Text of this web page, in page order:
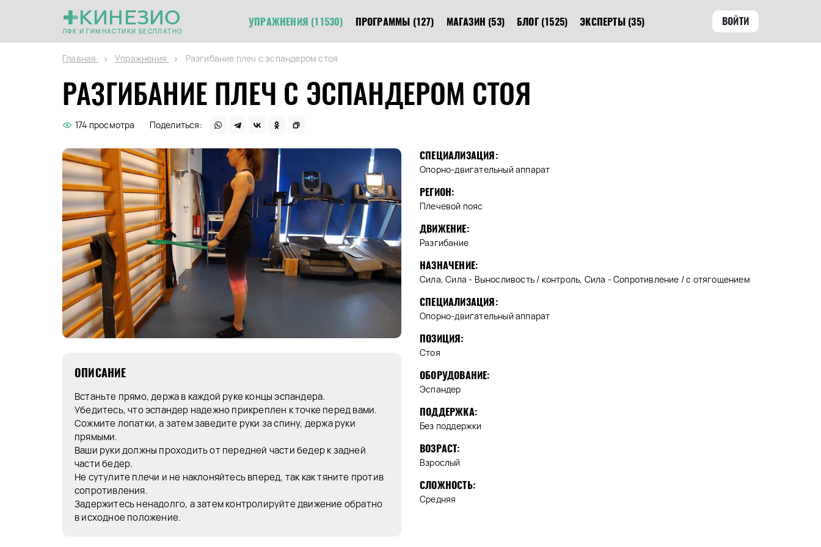
КИНЕЗИО
ЛФК И ГИМНАСТИКИ БЕСПЛАТНО
УПРАЖНЕНИЯ (11530) ПРОГРАММЫ (127) МАГАЗИН (53) БЛОГ (1525) ЭКСПЕРТЫ (35) ВОЙТИ
Главная Упражнения Разгибание плеч с эспандером стоя
РАЗГИБАНИЕ ПЛЕЧ С ЭСПАНДЕРОМ СТОЯ
174 просмотра Поделиться:
ОПИСАНИЕ
Встаньте прямо, держа в каждой руке концы эспандера.
Убедитесь, что эспандер надежно прикреплен к точке перед вами.
Сожмите лопатки, а затем заведите руки за спину, держа руки
прямыми.
Ваши руки должны проходить от передней части бедер к задней
части бедер.
Не сутулите плечи и не наклоняйтесь вперед, так как тяните против
сопротивления.
Задержитесь ненадолго, а затем контролируйте движение обратно
в исходное положение.
СПЕЦИАЛИЗАЦИЯ:
Опорно-двигательный аппарат
РЕГИОН:
Плечевой пояс
ДВИЖЕНИЕ:
Разгибание
НАЗНАЧЕНИЕ:
Сила, Сила - Выносливость / контроль, Сила - Сопротивление / с отягощением
СПЕЦИАЛИЗАЦИЯ:
Опорно-двигательный аппарат
ПОЗИЦИЯ:
Стоя
ОБОРУДОВАНИЕ:
Эспандер
ПОДДЕРЖКА:
Без поддержки
ВОЗРАСТ:
Взрослый
СЛОЖНОСТЬ:
Средняя